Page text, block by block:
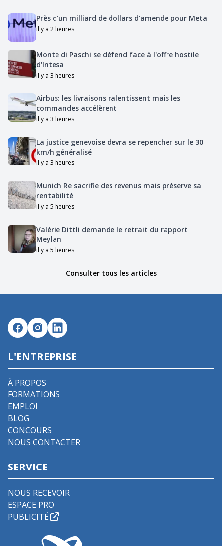
Près d'un milliard de dollars d'amende pour Meta
il y a 2 heures
Monte di Paschi se défend face à l'offre hostile
d'Intesa
il y a 3 heures
Airbus: les livraisons ralentissent mais les
commandes accélèrent
il y a 3 heures
La justice genevoise devra se repencher sur le 30
km/h généralisé
il y a 3 heures
Munich Re sacrifie des revenus mais préserve sa
rentabilité
il y a 5 heures
Valérie Dittli demande le retrait du rapport
Meylan
il y a 5 heures
Consulter tous les articles
L'ENTREPRISE
À PROPOS
FORMATIONS
EMPLOI
BLOG
CONCOURS
NOUS CONTACTER
SERVICE
NOUS RECEVOIR
ESPACE PRO
PUBLICITÉ